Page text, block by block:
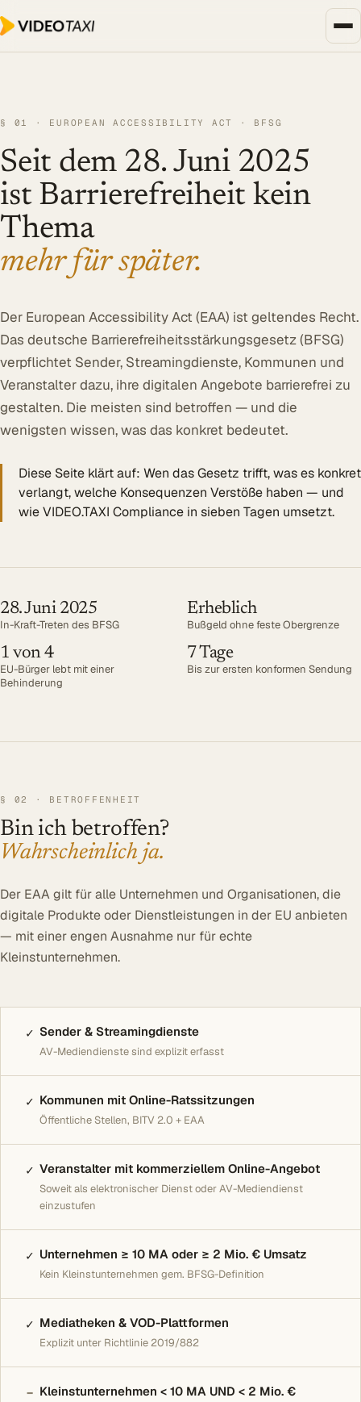
SPEECH Events
Live-Untertitelung
Livestreaming
UNTERNEHMEN
Transkription
Alle Lösungen
Öffentlicher Sektor
SITZUNGSBETRIEB DIGITAL
LÖSUNGEN
Summaries
Voice AI Agents
Live-Untertitelung
Barrierefreiheit
Referenzen
BLOG
Über uns
Referenzen
Blog
SERVICE
DSGVO
Barrierefreiheit
Log In
Beratung
§ 01 · EUROPEAN ACCESSIBILITY ACT · BFSG
Seit dem 28. Juni 2025
ist Barrierefreiheit kein
Thema
mehr für später.
Der European Accessibility Act (EAA) ist geltendes Recht.
Das deutsche Barrierefreiheitsstärkungs­gesetz (BFSG)
verpflichtet Sender, Streamingdienste, Kommunen und
Veranstalter dazu, ihre digitalen Angebote barrierefrei zu
gestalten. Die meisten sind betroffen — und die
wenigsten wissen, was das konkret bedeutet.
Diese Seite klärt auf: Wen das Gesetz trifft, was es konkret
verlangt, welche Konsequenzen Verstöße haben — und
wie VIDEO.TAXI Compliance in sieben Tagen umsetzt.
28. Juni 2025
In-Kraft-Treten des BFSG
Erheblich
Bußgeld ohne feste Obergrenze
1 von 4
EU-Bürger lebt mit einer
Behinderung
7 Tage
Bis zur ersten konformen Sendung
§ 02 · BETROFFENHEIT
Bin ich betroffen?
Wahrscheinlich ja.
Der EAA gilt für alle Unternehmen und Organisationen, die
digitale Produkte oder Dienstleistungen in der EU anbieten
— mit einer engen Ausnahme nur für echte
Kleinstunternehmen.
✓ Sender & Streamingdienste
AV-Mediendienste sind explizit erfasst
✓ Kommunen mit Online-Ratssitzungen
Öffentliche Stellen, BITV 2.0 + EAA
✓ Veranstalter mit kommerziellem Online-Angebot
Soweit als elektronischer Dienst oder AV-Mediendienst
einzustufen
✓ Unternehmen ≥ 10 MA oder ≥ 2 Mio. € Umsatz
Kein Kleinstunternehmen gem. BFSG-Definition
✓ Mediatheken & VOD-Plattformen
Explizit unter Richtlinie 2019/882
– Kleinstunternehmen < 10 MA UND < 2 Mio. €